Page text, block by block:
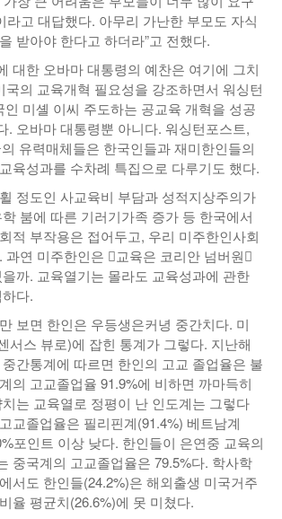
라고 대답했다. 아무리 가난한 부모도 자식
받아야 한다고 하더라”고 전했다.
대한 오바마 대통령의 예찬은 여기에 그치
국의 교육개혁 필요성을 강조하면서 워싱턴
미셸 이씨 주도하는 공교육 개혁을 성공
. 오바마 대통령뿐 아니다. 워싱턴포스트,
유력매체들은 한국인들과 재미한인들의
육성과를 수차례 특집으로 다루기도 했다.
정도인 사교육비 부담과 성적지상주의가
붐에 따른 기러기가족 증가 등 한국에서
적 부작용은 접어두고, 우리 미주한인사회
과연 미주한인은 󰡒교육은 코리안 넘버원󰡓
까. 교육열기는 몰라도 교육성과에 관한
다.
보면 한인은 우등생은커녕 중간치다. 미
서스 뷰로)에 잡힌 통계가 그렇다. 지난해
간통계에 따르면 한인의 고교 졸업율은 불
의 고교졸업율 91.9%에 비하면 까마득히
는 교육열로 정평이 난 인도계는 그렇다
교졸업율은 필리핀계(91.4%) 베트남계
포인트 이상 낮다. 한인들이 은연중 교육의
중국계의 고교졸업율은 79.5%다. 학사학
서도 한인들(24.2%)은 해외출생 미국거주
율 평균치(26.6%)에 못 미쳤다.